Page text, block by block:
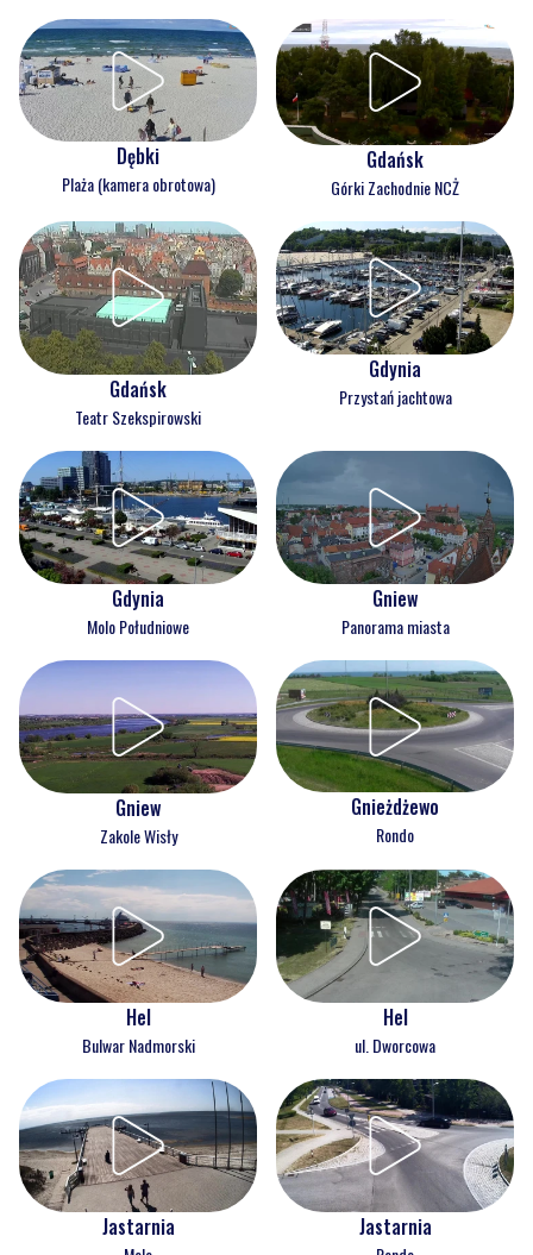
Dębki
Plaża (kamera obrotowa)
Gdańsk
Górki Zachodnie NCŻ
Gdańsk
Teatr Szekspirowski
Gdynia
Przystań jachtowa
Gdynia
Molo Południowe
Gniew
Panorama miasta
Gniew
Zakole Wisły
Gnieżdżewo
Rondo
Hel
Bulwar Nadmorski
Hel
ul. Dworcowa
Jastarnia Jastarnia